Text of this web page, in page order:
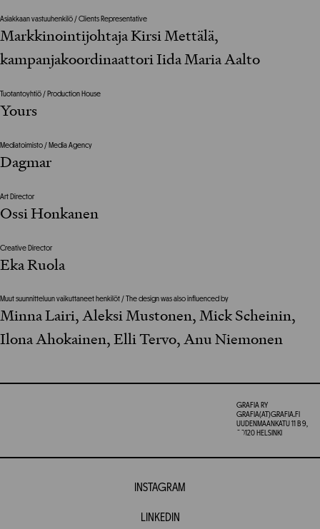
Asiakkaan vastuuhenkilö / Clients Representative
Markkinointijohtaja Kirsi Mettälä,
kampanjakoordinaattori Iida Maria Aalto
Tuotantoyhtiö / Production House
Yours
Mediatoimisto / Media Agency
Dagmar
Art Director
Ossi Honkanen
Creative Director
Eka Ruola
Muut suunnitteluun vaikuttaneet henkilöt / The design was also influenced by
Minna Lairi, Aleksi Mustonen, Mick Scheinin,
Ilona Ahokainen, Elli Tervo, Anu Niemonen
GRAFIA RY
GRAFIA(AT)GRAFIA.FI
UUDENMAANKATU 11 B 9,
00120 HELSINKI
INSTAGRAM
LINKEDIN